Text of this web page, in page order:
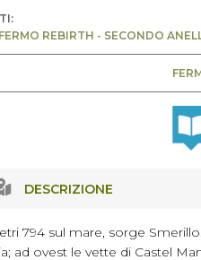
FERMO REBIRTH - SECONDO
DESCRIZIONE
794 sul mare, sorge
ad ovest le vette di Castel